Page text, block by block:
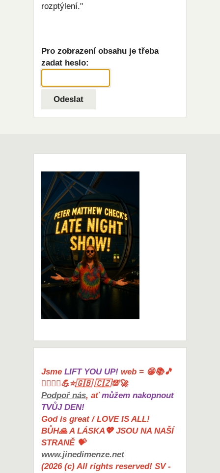
rozptýlení."
Pro zobrazení obsahu je třeba
zadat heslo:
Jsme LIFT YOU UP! web = 😁📚🎵
🤸‍♀️🏋️‍♀️💪⭐🇬🇧 🇨🇿💯🚀
Podpoř nás, aťmůžem nakopnout
TVŮJ DEN!
God is great / LOVE IS ALL!
BŮH🙏 A LÁSKA💖 JSOU NA NAŠÍ
STRANĚ 💝
www.jinedimenze.net
(2026 (c) All rights reserved! SV -